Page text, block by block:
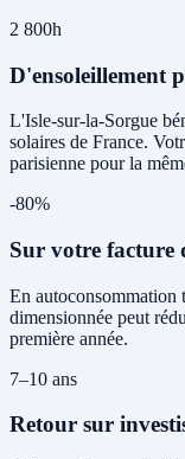
2 800h
D'ensoleillement
L'Isle-sur-la-Sorgue
solaires de France.
parisienne pour la
-80%
Sur votre facture
En autoconsommation
dimensionnée peut
première année.
7–10 ans
Retour sur